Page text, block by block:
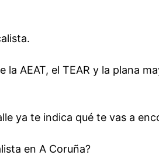
la AEAT, el TEAR y la plana
ya te indica qué te vas a
en A Coruña?